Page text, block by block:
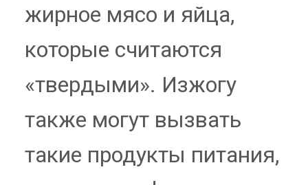
жирное мясо и яйца,
которые считаются
«твердыми». Изжогу
также могут вызвать
такие продукты питания,